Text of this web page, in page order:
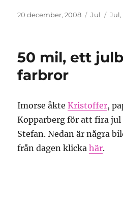
Publicerat
20 december, 2008 Jul Jul,
50 mil, ett
farbror
Imorse åkteKristoffer,
Kopparberg för att fira
Stefan. Nedan är några
från dagen klickahär.